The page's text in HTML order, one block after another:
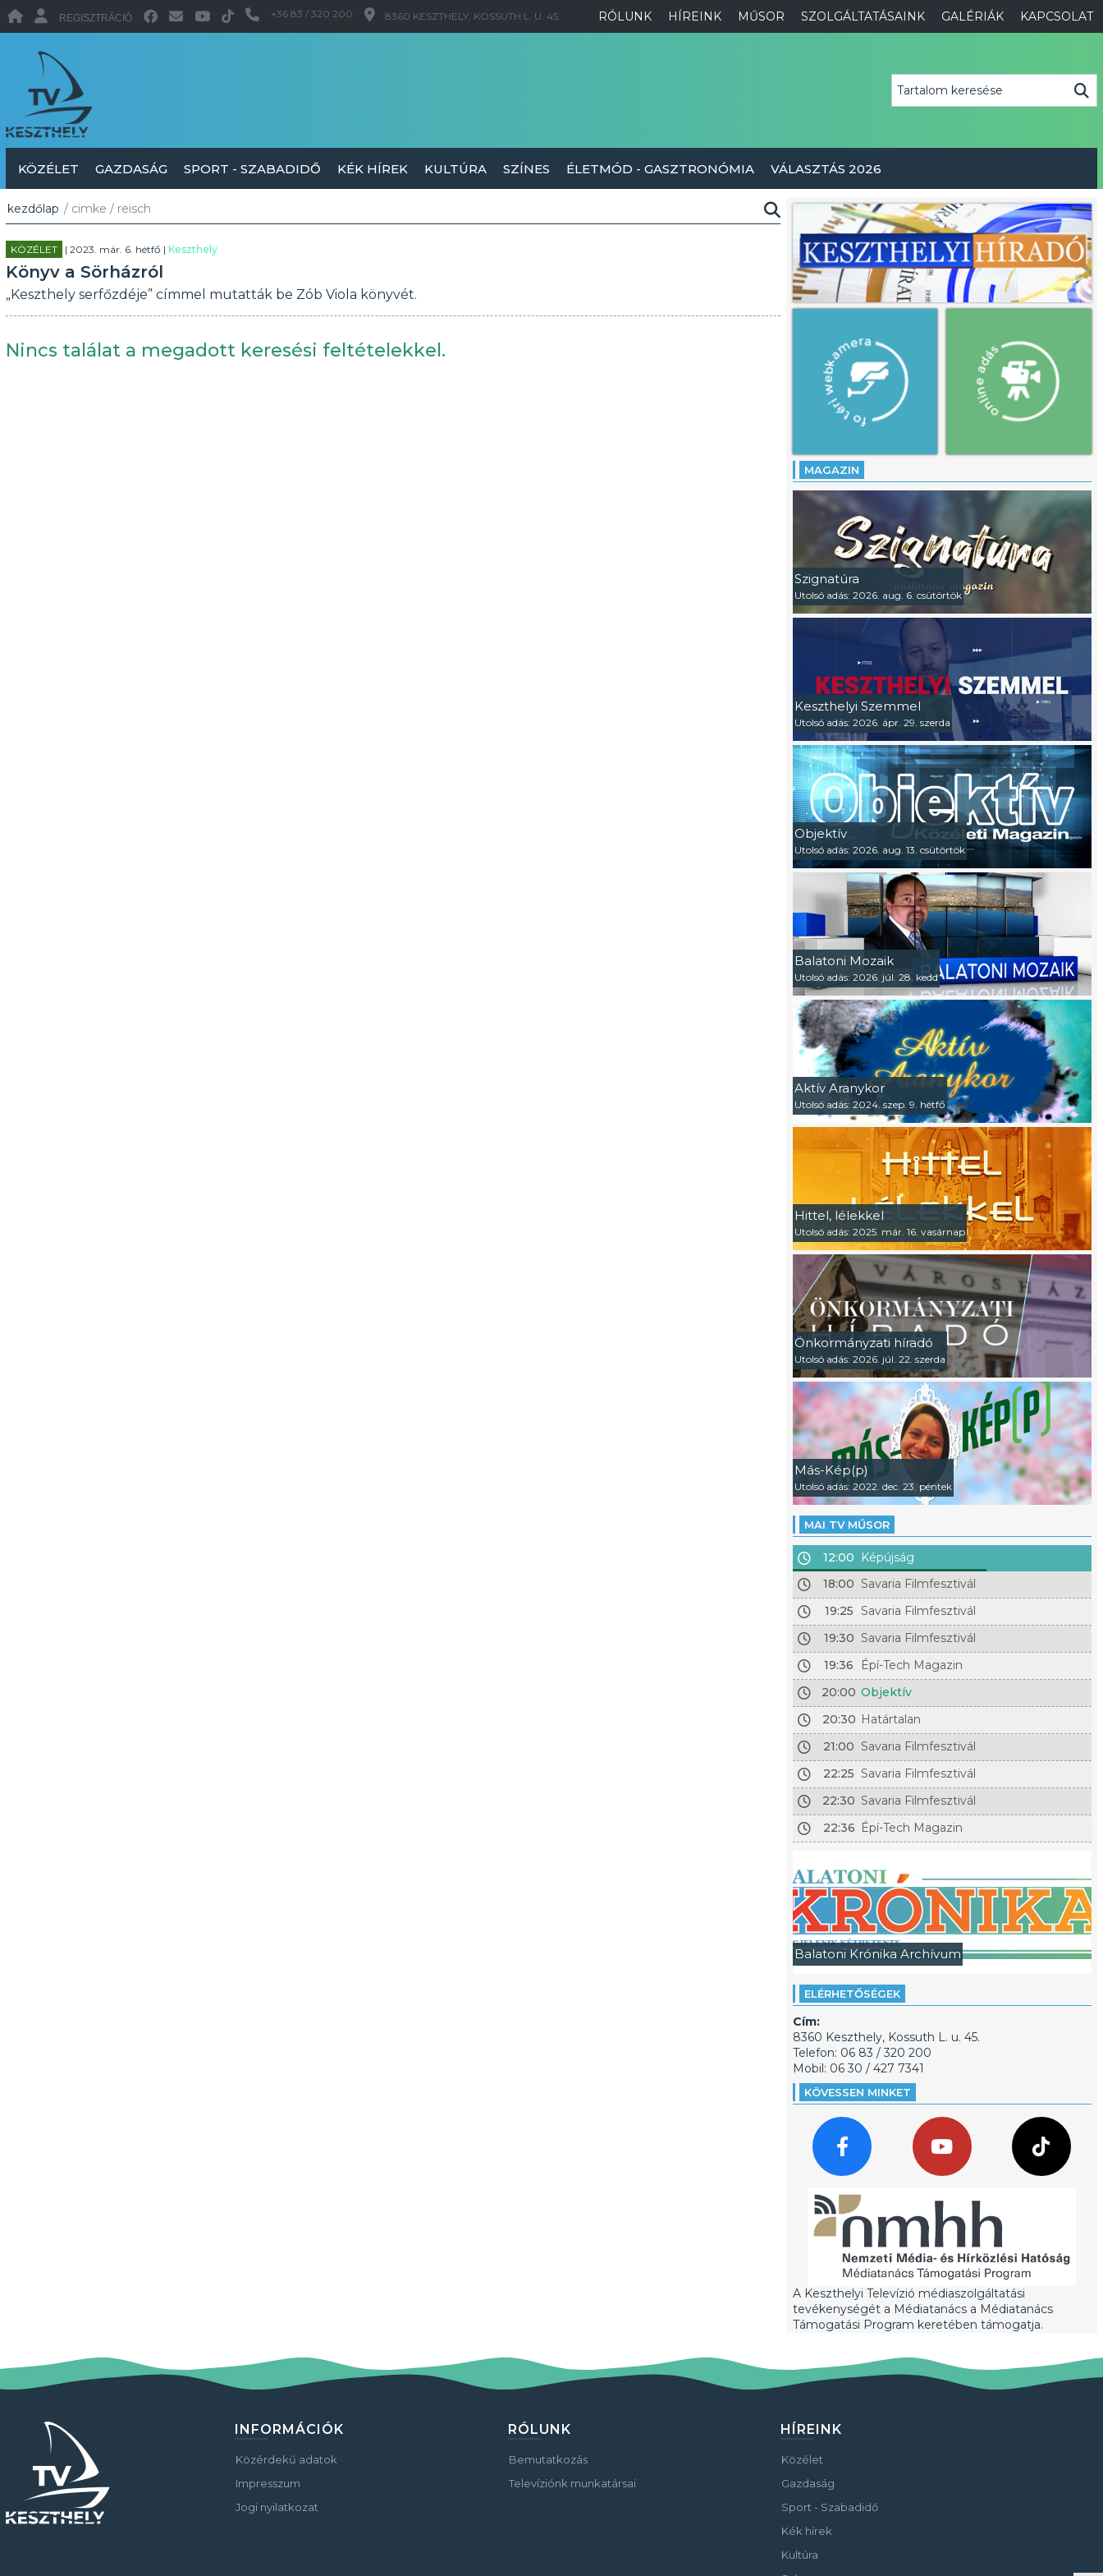
RÓLUNK HÍREINK MŰSOR SZOLGÁLTATÁSAINK GALÉRIÁK KAPCSOLAT
REGISZTRÁCIÓ +36 83 / 320 200 8360 KESZTHELY, KOSSUTH L. U. 45.
KÖZÉLET GAZDASÁG SPORT - SZABADIDŐ KÉK HÍREK KULTÚRA SZÍNES ÉLETMÓD - GASZTRONÓMIA VÁLASZTÁS 2026
kezdőlap / cimke / reisch
KÖZÉLET | 2023. már. 6. hétfő | Keszthely
Könyv a Sörházról
„Keszthely serfőzdéje” címmel mutatták be Zób Viola könyvét.
Nincs találat a megadott keresési feltételekkel.
MAGAZIN
Szignatúra
Utolsó adás: 2026. aug. 6. csütörtök
Keszthelyi Szemmel
Utolsó adás: 2026. ápr. 29. szerda
Objektív
Utolsó adás: 2026. aug. 13. csütörtök
Balatoni Mozaik
Utolsó adás: 2026. júl. 28. kedd
Aktív Aranykor
Utolsó adás: 2024. szep. 9. hétfő
Hittel, lélekkel
Utolsó adás: 2025. már. 16. vasárnap
Önkormányzati híradó
Utolsó adás: 2026. júl. 22. szerda
Más-Kép(p)
Utolsó adás: 2022. dec. 23. péntek
MAI TV MŰSOR
12:00
Képújság
18:00 Savaria Filmfesztivál
19:25 Savaria Filmfesztivál
19:30 Savaria Filmfesztivál
19:36
Épí-Tech Magazin
20:00 Objektív
20:30 Határtalan
21:00 Savaria Filmfesztivál
22:25 Savaria Filmfesztivál
22:30 Savaria Filmfesztivál
22:36 Épí-Tech Magazin
Balatoni Krónika Archívum
ELÉRHETŐSÉGEK
Cím:
8360 Keszthely, Kossuth L. u. 45.
Telefon: 06 83 / 320 200
Mobil: 06 30 / 427 7341
KÖVESSEN MINKET
A Keszthelyi Televízió médiaszolgáltatási
tevékenységét a Médiatanács a Médiatanács
Támogatási Program keretében támogatja.
INFORMÁCIÓK
Közérdekű adatok
Impresszum
Jogi nyilatkozat
RÓLUNK
Bemutatkozás
Televíziónk munkatársai
HÍREINK
Közélet
Gazdaság
Sport - Szabadidő
Kék hírek
Kultúra